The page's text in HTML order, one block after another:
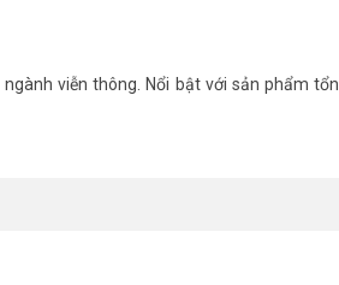
viễn thông. Nổi bật với sản phẩm